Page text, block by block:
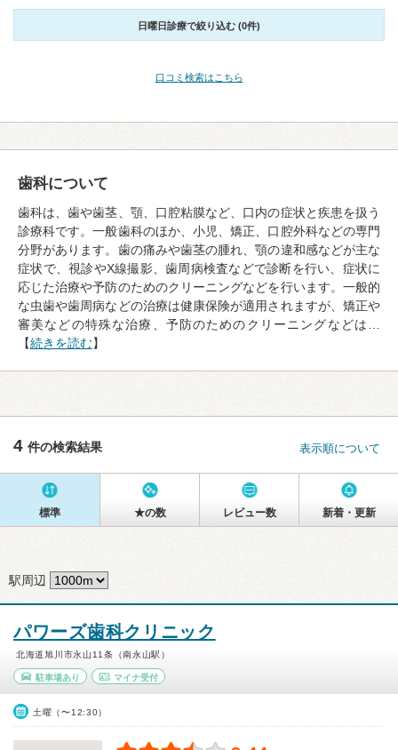
日曜日診療で絞り込む (0件)
口コミ検索はこちら
歯科について
歯科は、歯や歯茎、顎、口腔粘膜など、口内の症状と疾患を扱う
診療科です。一般歯科のほか、小児、矯正、口腔外科などの専門
分野があります。歯の痛みや歯茎の腫れ、顎の違和感などが主な
症状で、視診やX線撮影、歯周病検査などで診断を行い、症状に
応じた治療や予防のためのクリーニングなどを行います。一般的
な虫歯や歯周病などの治療は健康保険が適用されますが、矯正や
審美などの特殊な治療、予防のためのクリーニングなどは…
【続きを読む】
4 件の検索結果 表示順について
標準 ★の数 レビュー数 新着・更新
駅周辺
パワーズ歯科クリニック
北海道旭川市永山11条（南永山駅）
駐車場あり マイナ受付
土曜（〜12:30）